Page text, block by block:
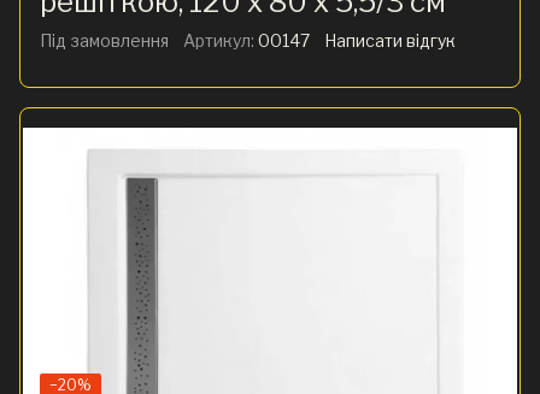
Під замовлення Артикул: 00147 Написати відгук
−20%